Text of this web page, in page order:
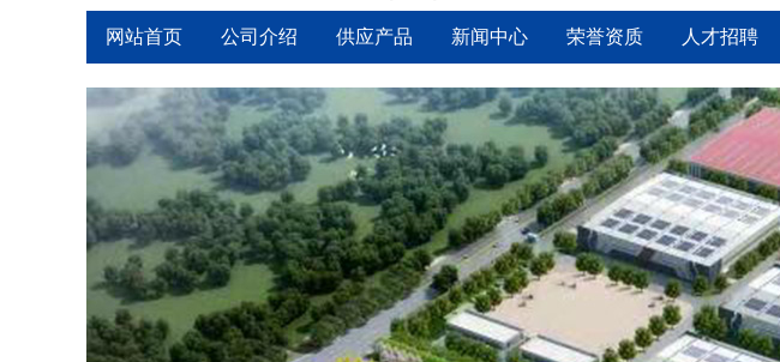
网站首页 公司介绍 供应产品 新闻中心 荣誉资质 人才招聘